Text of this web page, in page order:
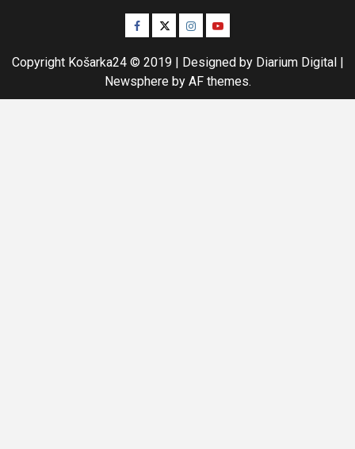
Facebook
TwitterInstagram
Youtube
Copyright Košarka24 © 2019 | Designed by Diarium Digital |
Newsphereby AF themes.